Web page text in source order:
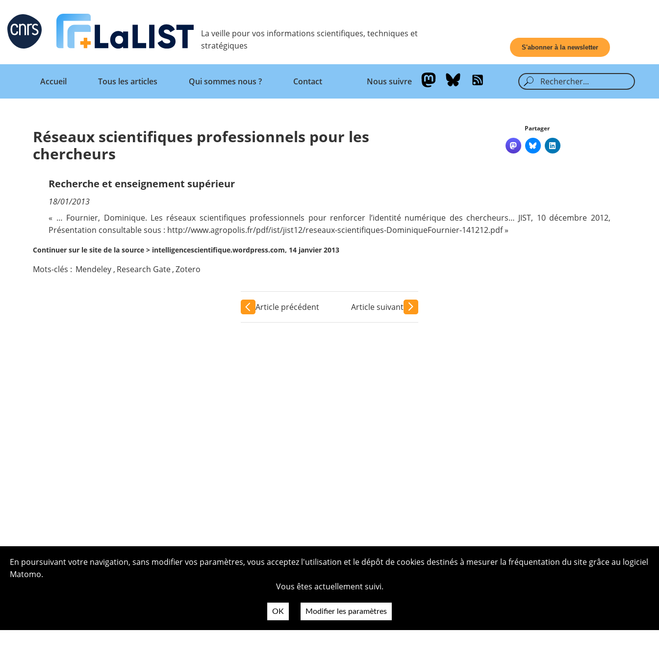
Retour
Accueil
Qui sommes nous ?
Nous suivre
La veille pour vos informations scientifiques, techniques et
stratégiques
S'abonner à la newsletter
Retour
Accueil
Tous les articles Qui sommes nous ? Contact Nous suivre
Réseaux scientifiques professionnels pour les
chercheurs
Partager
Recherche et enseignement supérieur
18/01/2013
« … Fournier, Dominique. Les réseaux scientifiques professionnels pour renforcer l’identité numérique des chercheurs… JIST, 10 décembre 2012,
Présentation consultable sous : http://www.agropolis.fr/pdf/ist/jist12/reseaux-scientifiques-DominiqueFournier-141212.pdf»
Continuer sur le site de la source > intelligencescientifique.wordpress.com, 14 janvier 2013
Mots-clés : Mendeley , Research Gate,Zotero
Article précédent Article suivant
En poursuivant votre navigation, sans modifier vos paramètres, vous acceptez l'utilisation et le dépôt de cookies destinés à mesurer la fréquentation du site grâce au logiciel
Matomo.
Vous êtes actuellement suivi.
OK Modifier les paramètres